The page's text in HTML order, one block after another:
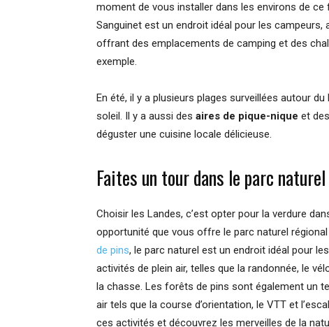
moment de vous installer dans les environs de ce
Sanguinet est un endroit idéal pour les campeurs,
offrant des emplacements de camping et des
exemple.
En été, il y a plusieurs plages surveillées autour
soleil. Il y a aussi des aires de pique-nique et des
déguster une cuisine locale délicieuse.
Faites un tour dans le parc
Choisir les Landes, c’est opter pour la verdure
opportunité que vous offre le parc naturel
de pins, le parc naturel est un endroit idéal pour les
activités de plein air, telles que la randonnée, le
la chasse. Les forêts de pins sont également un
air tels que la course d’orientation, le VTT et
ces activités et découvrez les merveilles de la